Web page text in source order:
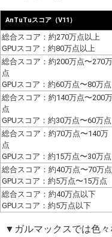
AnTuTuスコア（V11）
総合スコア：約270万点以上
GPUスコア：約80万点以上
総合スコア：約200万点〜270万
点
GPUスコア：約60万点〜80万点
総合スコア：約140万点〜200万
点
GPUスコア：約30万点〜60万点
総合スコア：約70万点〜140万
点
GPUスコア：約15万点〜30万点
総合スコア：約40万点〜70万点
GPUスコア：約5万点〜15万点
総合スコア：約40万点以下
GPUスコア：約5万点以下
▼ガルマックスでは色